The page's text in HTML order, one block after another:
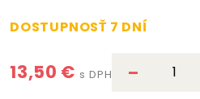
DOSTUPNOSŤ 7 DNÍ
13,50 € s DPH –